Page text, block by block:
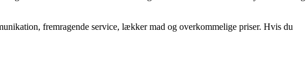
fremragende service, lækker mad og overkommelige priser. Hvis du